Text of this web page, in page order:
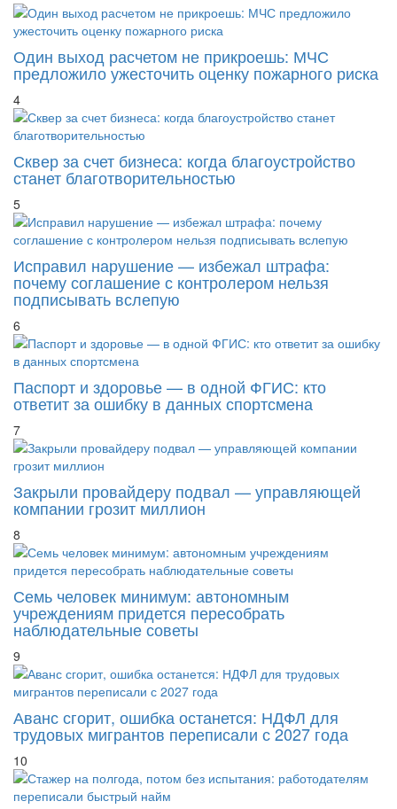
Один выход расчетом не прикроешь: МЧС
предложило ужесточить оценку пожарного риска
4
Сквер за счет бизнеса: когда благоустройство
станет благотворительностью
5
Исправил нарушение — избежал штрафа:
почему соглашение с контролером нельзя
подписывать вслепую
6
Паспорт и здоровье — в одной ФГИС: кто
ответит за ошибку в данных спортсмена
7
Закрыли провайдеру подвал — управляющей
компании грозит миллион
8
Семь человек минимум: автономным
учреждениям придется пересобрать
наблюдательные советы
9
Аванс сгорит, ошибка останется: НДФЛ для
трудовых мигрантов переписали с 2027 года
10